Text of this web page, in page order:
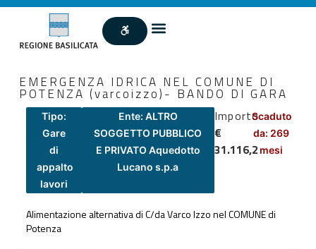
EMERGENZA IDRICA NEL COMUNE DI
POTENZA (varcoizzo)- BANDO DI GARA
Tipo:
Gare
di
appalto
lavori
Ente: ALTRO
SOGGETTO PUBBLICO
E PRIVATO Aquedotto
Lucano s.p.a
Importo
€
31.116,2
Scaduto
da: 269
mesi
Alimentazione alternativa di C/da Varco Izzo nel COMUNE di
Potenza